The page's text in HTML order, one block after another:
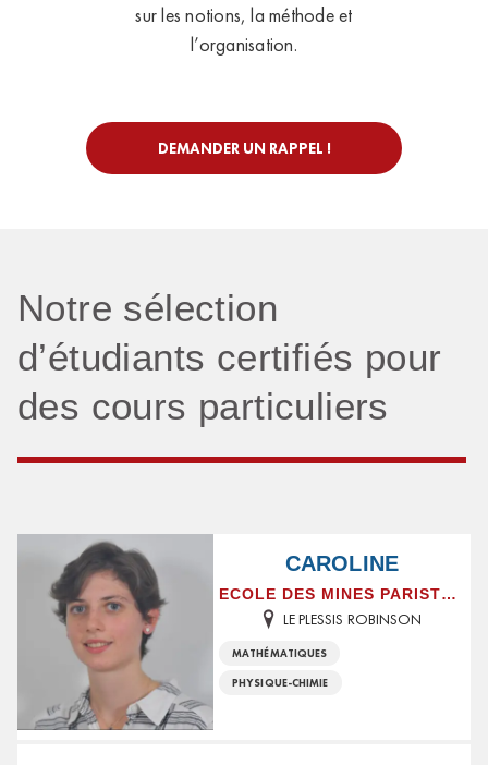
sur les notions, la méthode et
l’organisation.
DEMANDER UN RAPPEL !
Notre sélection
d’étudiants certifiés pour
des cours particuliers
CAROLINE
ECOLE DES MINES PARISTECH
LE PLESSIS ROBINSON
MATHÉMATIQUES
PHYSIQUE-CHIMIE